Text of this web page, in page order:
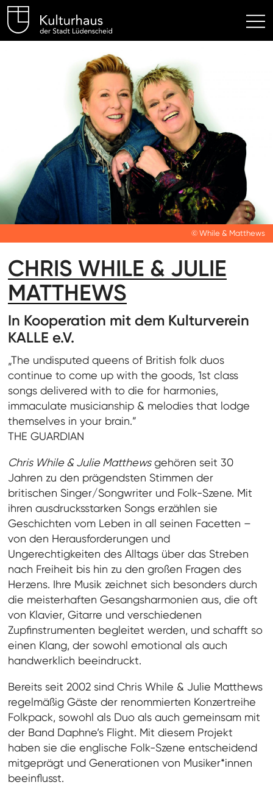
Kulturhaus Lüdenscheid
© While & Matthews
CHRIS WHILE & JULIE
MATTHEWS
In Kooperation mit dem Kulturverein
KALLE e.V.
„The undisputed queens of British folk duos
continue to come up with the goods, 1st class
songs delivered with to die for harmonies,
immaculate musicianship & melodies that lodge
themselves in your brain.”
THE GUARDIAN
Chris While & Julie Matthewsgehören seit 30
Jahren zu den prägendsten Stimmen der
britischen Singer/Songwriter und Folk-Szene. Mit
ihren ausdrucksstarken Songs erzählen sie
Geschichten vom Leben in all seinen Facetten –
von den Herausforderungen und
Ungerechtigkeiten des Alltags über das Streben
nach Freiheit bis hin zu den großen Fragen des
Herzens. Ihre Musik zeichnet sich besonders durch
die meisterhaften Gesangsharmonien aus, die oft
von Klavier, Gitarre und verschiedenen
Zupfinstrumenten begleitet werden, und schafft so
einen Klang, der sowohl emotional als auch
handwerklich beeindruckt.
Bereits seit 2002 sind Chris While & Julie Matthews
regelmäßig Gäste der renommierten Konzertreihe
Folkpack, sowohl als Duo als auch gemeinsam mit
der Band Daphne’s Flight. Mit diesem Projekt
haben sie die englische Folk-Szene entscheidend
mitgeprägt und Generationen von Musiker*innen
beeinflusst.